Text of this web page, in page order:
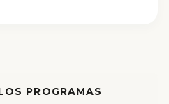
PROGRAMAS